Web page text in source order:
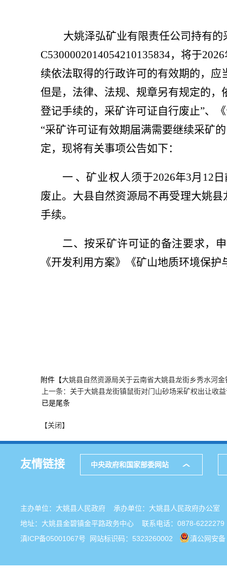
大姚泽弘矿业有限责任公司持有
C5300002014054210135834， 将于2026
续依法取得的行政许可的有效期的，
但是，法律、法规、规章另有规定的，
登记手续的，采矿许可证自行废止”、
“采矿许可证有效期届满需要继续采矿
定，现将有关事项公告如下：
一 、矿业权人须于2026年3月 12
废止。大县自然资源局不再受理大姚
手续。
二、按采矿许可证的备注要求，
《开发利用方案》《矿山地质环境保
附件【大姚县自然资源局关于云南省大姚县龙街乡秀水河
上一条：关于大姚县龙街镇鼠街对门山砂场采矿权出让收
已是尾条
【关闭】
友情链接 中央政府和国家部委网站
主办单位：大姚县人民政府 承办单位：大姚县人民政府办公
地址：大姚县金碧镇金平路政务中心 联系电话：0878-6222279
滇ICP备05001067号 网站标识码：5323260002 滇公网安